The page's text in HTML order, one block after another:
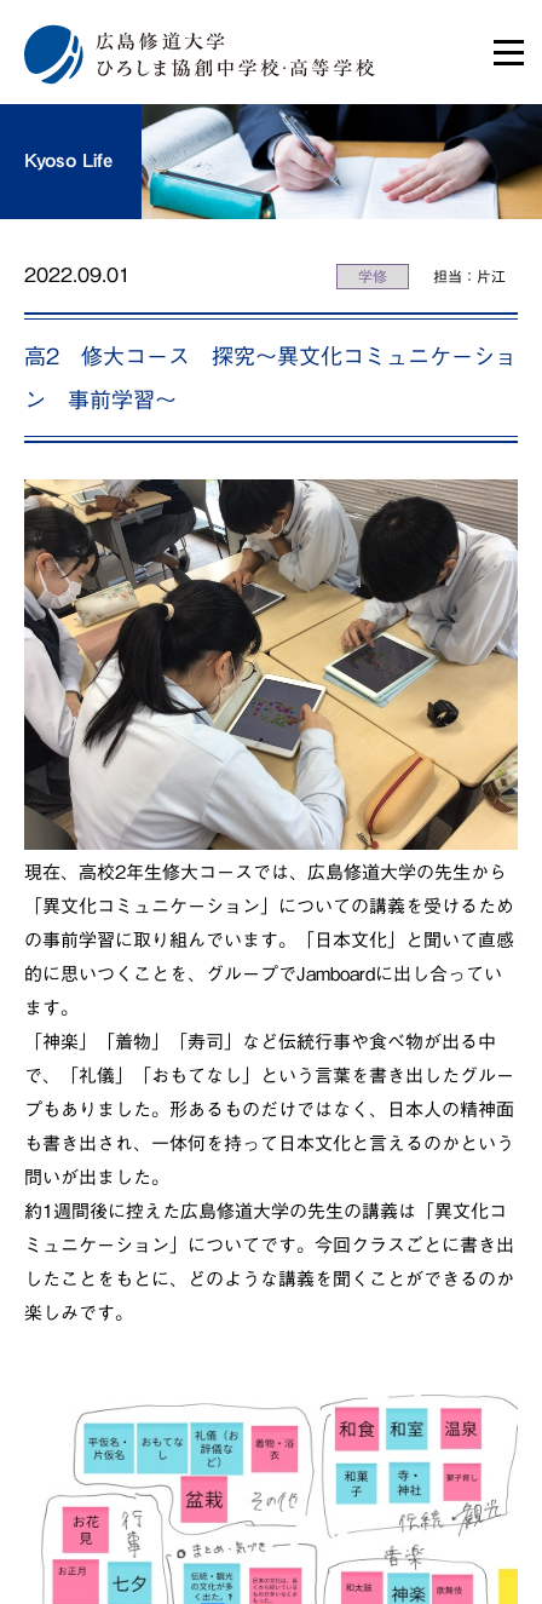
Kyoso Life
2022.09.01 学修 担当：片江
高2 修大コース 探究〜異文化コミュニケーショ
ン 事前学習〜
現在、高校2年生修大コースでは、広島修道大学の先生から
「異文化コミュニケーション」についての講義を受けるため
の事前学習に取り組んでいます。「日本文化」と聞いて直感
的に思いつくことを、グループでJamboardに出し合ってい
ます。
「神楽」「着物」「寿司」など伝統行事や食べ物が出る中
で、「礼儀」「おもてなし」という言葉を書き出したグルー
プもありました。形あるものだけではなく、日本人の精神面
も書き出され、一体何を持って日本文化と言えるのかという
問いが出ました。
約1週間後に控えた広島修道大学の先生の講義は「異文化コ
ミュニケーション」についてです。今回クラスごとに書き出
したことをもとに、どのような講義を聞くことができるのか
楽しみです。